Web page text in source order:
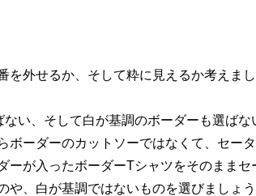
外せるか、そして粋に見えるか考えまし
い、そして白が基調のボーダーも選ばな
ボーダーのカットソーではなくて、セー
ーが入ったボーダーTシャツをそのままセ
、白が基調ではないものを選びましょう